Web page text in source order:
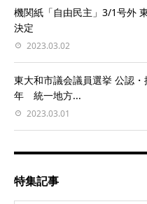
機関紙「自由民主」3/1号外
決定
2023.03.02
東大和市議会議員選挙 公認
年 統一地方...
2023.03.01
特集記事